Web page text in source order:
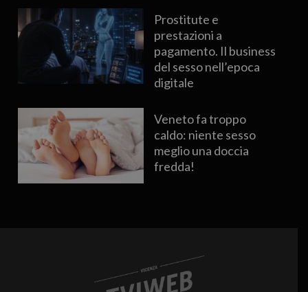
Prostitute e
prestazioni a
pagamento. Il business
del sesso nell’epoca
digitale
Veneto fa troppo
caldo: niente sesso
meglio una doccia
fredda!